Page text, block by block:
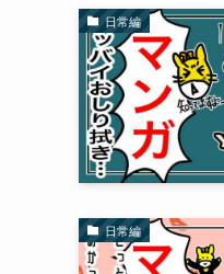
日常編
日常編